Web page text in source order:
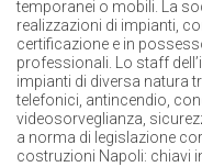
temporanei o mobili. La
realizzazioni di impianti,
certificazione e in
professionali. Lo staff
impianti di diversa natura
telefonici, antincendio,
videosorveglianza,
a norma di legislazione
costruzioni Napoli: chiavi